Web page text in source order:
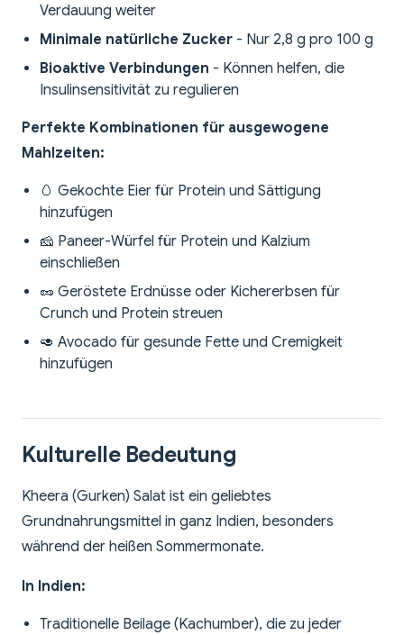
Verdauung weiter
Minimale natürliche Zucker - Nur 2,8 g pro 100 g
Bioaktive Verbindungen - Können helfen, die
Insulinsensitivität zu regulieren
Perfekte Kombinationen für ausgewogene
Mahlzeiten:
🥚 Gekochte Eier für Protein und Sättigung
hinzufügen
🧀 Paneer-Würfel für Protein und Kalzium
einschließen
🥜 Geröstete Erdnüsse oder Kichererbsen für
Crunch und Protein streuen
🥑 Avocado für gesunde Fette und Cremigkeit
hinzufügen
Kulturelle Bedeutung
Kheera (Gurken) Salat ist ein geliebtes
Grundnahrungsmittel in ganz Indien, besonders
während der heißen Sommermonate.
In Indien:
Traditionelle Beilage (Kachumber), die zu jeder